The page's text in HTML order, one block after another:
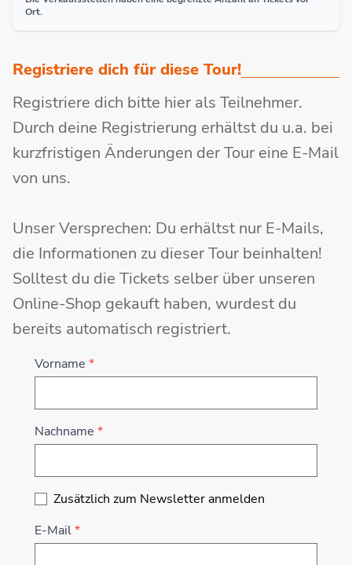
Ort.
Registriere dich für diese Tour!
Registriere dich bitte hier als Teilnehmer.
Durch deine Registrierung erhältst du u.a. bei
kurzfristigen Änderungen der Tour eine E-Mail
von uns.
Unser Versprechen: Du erhältst nur E-Mails,
die Informationen zu dieser Tour beinhalten!
Solltest du die Tickets selber über unseren
Online-Shop gekauft haben, wurdest du
bereits automatisch registriert.
Vorname *
Nachname *
Zusätzlich zum Newsletter anmelden
E-Mail*